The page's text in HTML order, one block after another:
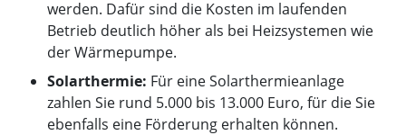
werden. Dafür sind die Kosten im laufenden
Betrieb deutlich höher als bei Heizsystemen wie
der Wärmepumpe.
Solarthermie: Für eine Solarthermieanlage
zahlen Sie rund 5.000 bis 13.000 Euro, für die Sie
ebenfalls eine Förderung erhalten können.